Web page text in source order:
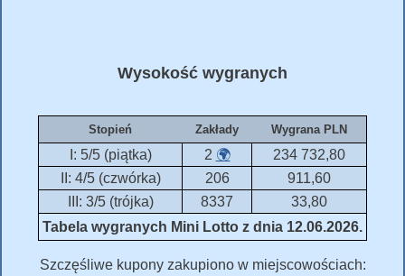
Wysokość wygranych
Stopień Zakłady Wygrana PLN
I: 5/5 (piątka) 2 🌍
234 732,80
II: 4/5 (czwórka)
206
911,60
III: 3/5 (trójka)
8337
33,80
Tabela wygranych Mini Lotto z dnia 12.06.2026.
Szczęśliwe kupony zakupiono w miejscowościach: